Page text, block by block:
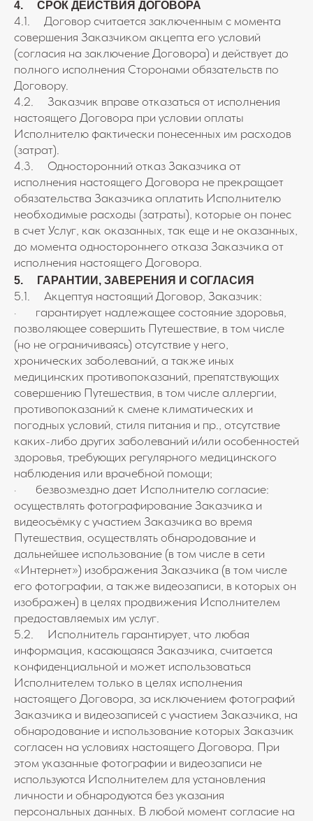
4. СРОК ДЕЙСТВИЯ ДОГОВОРА
4.1. Договор считается заключенным с момента
совершения Заказчиком акцепта его условий
(согласия на заключение Договора) и действует до
полного исполнения Сторонами обязательств по
Договору.
4.2. Заказчик вправе отказаться от исполнения
настоящего Договора при условии оплаты
Исполнителю фактически понесенных им расходов
(затрат).
4.3. Односторонний отказ Заказчика от
исполнения настоящего Договора не прекращает
обязательства Заказчика оплатить Исполнителю
необходимые расходы (затраты), которые он понес
в счет Услуг, как оказанных, так еще и не оказанных,
до момента одностороннего отказа Заказчика от
исполнения настоящего Договора.
5. ГАРАНТИИ, ЗАВЕРЕНИЯ И СОГЛАСИЯ
5.1. Акцептуя настоящий Договор, Заказчик:
· гарантирует надлежащее состояние здоровья,
позволяющее совершить Путешествие, в том числе
(но не ограничиваясь) отсутствие у него,
хронических заболеваний, а также иных
медицинских противопоказаний, препятствующих
совершению Путешествия, в том числе аллергии,
противопоказаний к смене климатических и
погодных условий, стиля питания и пр., отсутствие
каких-либо других заболеваний и/или особенностей
здоровья, требующих регулярного медицинского
наблюдения или врачебной помощи;
· безвозмездно дает Исполнителю согласие:
осуществлять фотографирование Заказчика и
видеосъёмку с участием Заказчика во время
Путешествия, осуществлять обнародование и
дальнейшее использование (в том числе в сети
«Интернет») изображения Заказчика (в том числе
его фотографии, а также видеозаписи, в которых он
изображен) в целях продвижения Исполнителем
предоставляемых им услуг.
5.2. Исполнитель гарантирует, что любая
информация, касающаяся Заказчика, считается
конфиденциальной и может использоваться
Исполнителем только в целях исполнения
настоящего Договора, за исключением фотографий
Заказчика и видеозаписей с участием Заказчика, на
обнародование и использование которых Заказчик
согласен на условиях настоящего Договора. При
этом указанные фотографии и видеозаписи не
используются Исполнителем для установления
личности и обнародуются без указания
персональных данных. В любой момент согласие на